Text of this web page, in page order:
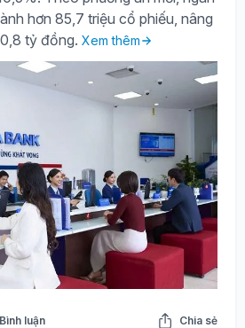
hơn 85,7 triệu cổ phiếu, nâng
tỷ đồng. Xem thêm
luận Chia sẻ